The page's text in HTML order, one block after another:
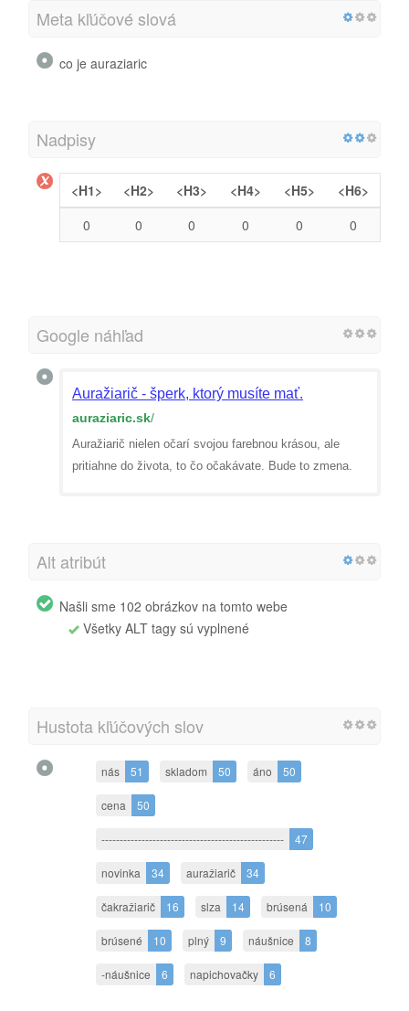
Meta kľúčové slová
co je auraziaric
Nadpisy
<H1> <H2> <H3> <H4> <H5>
<H6>
0
0 0 0 0 0
Google náhľad
Auražiarič - šperk, ktorý musíte mať.
auraziaric.sk/
Auražiarič nielen očarí svojou farebnou krásou, ale
pritiahne do života, to čo očakávate. Bude to zmena.
Alt atribút
Našli sme 102 obrázkov na tomto webe
Všetky ALT tagy sú vyplnené
Hustota kľúčových slov
nás 51 skladom 50 áno 50
cena 50
-------------------------------------------------- 47
novinka 34 auražiarič 34
čakražiarič 16 slza 14 brúsená 10
brúsené 10 plný 9 náušnice 8
-náušnice 6 napichovačky 6